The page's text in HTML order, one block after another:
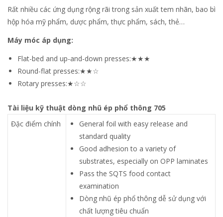
Rất nhiều các ứng dụng rộng rãi trong sản xuất tem nhãn, bao bì
hộp hóa mỹ phẩm, dược phẩm, thực phẩm, sách, thẻ…
Máy móc áp dụng:
Flat-bed and up-and-down presses:★★★
Round-flat presses:★★☆
Rotary presses:★☆☆
Tài liệu kỹ thuật dòng nhũ ép phổ thông 705
Đặc điểm chính
General foil with easy release and
standard quality
Good adhesion to a variety of
substrates, especially on OPP laminates
Pass the SQTS food contact
examination
Dòng nhũ ép phổ thông dễ sử dụng với
chất lượng tiêu chuẩn